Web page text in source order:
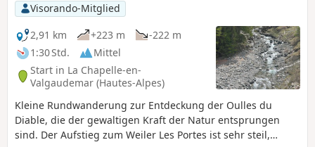
Visorando-Mitglied
2,91 km
+223 m
-222 m
1:30 Std.
Mittel
Start in La Chapelle-en-
Valgaudemar (Hautes-Alpes)
Kleine Rundwanderung zur Entdeckung der Oulles du
Diable, die der gewaltigen Kraft der Natur entsprungen
sind. Der Aufstieg zum Weiler Les Portes ist sehr steil,